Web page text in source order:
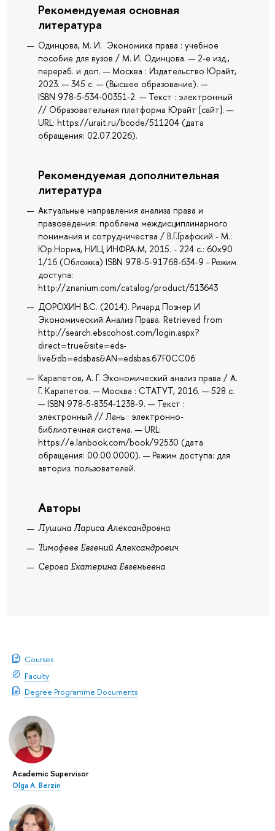
Courses
Faculty
Degree Programme Documents
Academic Supervisor
Olga A. Berzin
Рекомендуемая основная
литература
Одинцова, М. И. Экономика права : учебное
пособие для вузов / М. И. Одинцова. — 2-е изд.,
перераб. и доп. — Москва : Издательство Юрайт,
2023. — 345 с. — (Высшее образование). —
ISBN 978-5-534-00351-2. — Текст : электронный
// Образовательная платформа Юрайт [сайт]. —
URL: https://urait.ru/bcode/511204 (дата
обращения: 02.07.2026).
Рекомендуемая дополнительная
литература
Актуальные направления анализа права и
правоведения: проблема междисциплинарного
понимания и сотрудничества / В.Г.Графский - М.:
Юр.Норма, НИЦ ИНФРА-М, 2015. - 224 с.: 60x90
1/16 (Обложка) ISBN 978-5-91768-634-9 - Режим
доступа:
http://znanium.com/catalog/product/513643
ДОРОХИН В.С. (2014). Ричард Познер И
Экономический Анализ Права. Retrieved from
http://search.ebscohost.com/login.aspx?
direct=true&site=eds-
live&db=edsbas&AN=edsbas.67F0CC06
Карапетов, А. Г. Экономический анализ права / А.
Г. Карапетов. — Москва : СТАТУТ, 2016. — 528 с.
— ISBN 978-5-8354-1238-9. — Текст :
электронный // Лань : электронно-
библиотечная система. — URL:
https://e.lanbook.com/book/92530 (дата
обращения: 00.00.0000). — Режим доступа: для
авториз. пользователей.
Авторы
Лушина Лариса Александровна
Тимофеев Евгений Александрович
Серова Екатерина Евгеньевна